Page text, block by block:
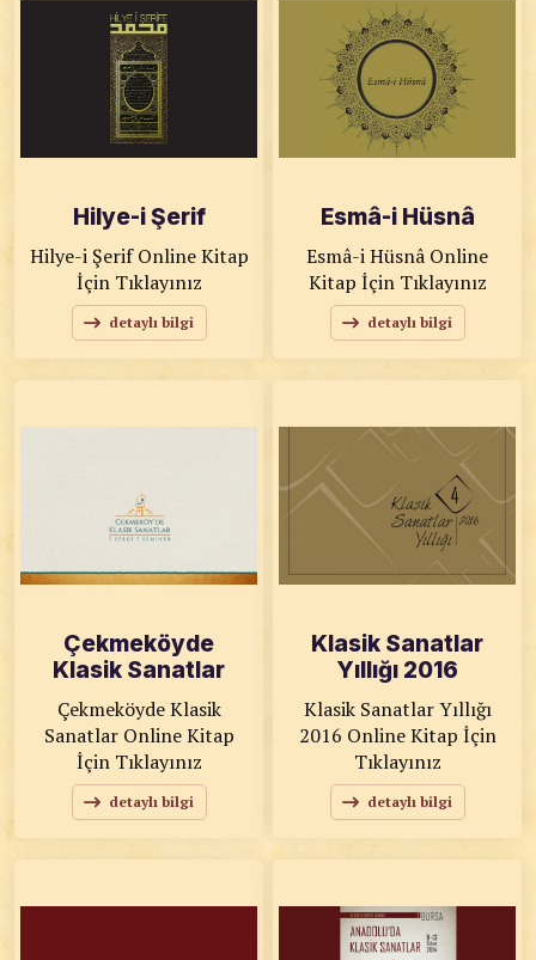
Hilye-i Şerif
Hilye-i Şerif Online Kitap
İçin Tıklayınız
detaylı bilgi
Esmâ-i Hüsnâ
Esmâ-i Hüsnâ Online
Kitap İçin Tıklayınız
detaylı bilgi
Çekmeköyde
Klasik Sanatlar
Çekmeköyde Klasik
Sanatlar Online Kitap
İçin Tıklayınız
detaylı bilgi
Klasik Sanatlar
Yıllığı 2016
Klasik Sanatlar Yıllığı
2016 Online Kitap İçin
Tıklayınız
detaylı bilgi